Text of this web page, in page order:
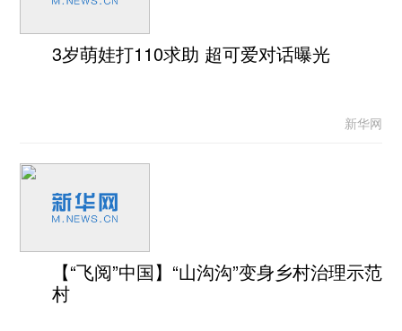
3岁萌娃打110求助 超可爱对话曝光
新华网
【“飞阅”中国】“山沟沟”变身乡村治理示范
村